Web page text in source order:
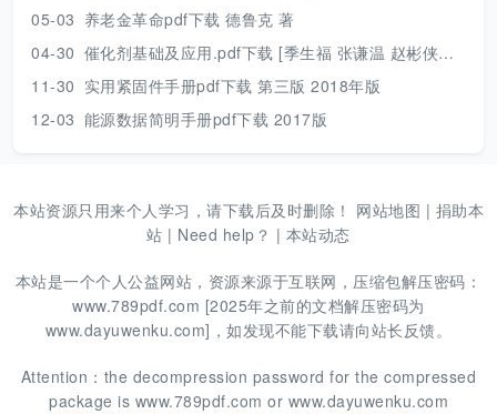
05-03 养老金革命pdf下载 德鲁克 著
04-30 催化剂基础及应用.pdf下载 [季生福 张谦温 赵彬侠编] 2011年版
11-30 实用紧固件手册pdf下载 第三版 2018年版
12-03 能源数据简明手册pdf下载 2017版
本站资源只用来个人学习，请下载后及时删除！ 网站地图 | 捐助本
站 | Need help？ | 本站动态
本站是一个个人公益网站，资源来源于互联网，压缩包解压密码：
www.789pdf.com [2025年之前的文档解压密码为
www.dayuwenku.com]，如发现不能下载请向站长反馈。
Attention：the decompression password for the compressed
package is www.789pdf.com or www.dayuwenku.com